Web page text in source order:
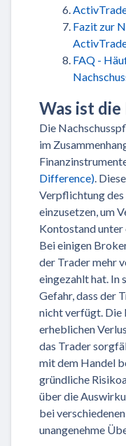
Fazit zur
FAQ -
Was ist
Die
im
Difference) .
Verpflichtung
einzusetzen, um
Kontostand
Bei einigen
der Trader mehr
eingezahlt hat. In
Gefahr, dass der
nicht verfügt. Die
erheblichen
das Trader
mit dem Handel
gründliche
über die
bei
unangenehme